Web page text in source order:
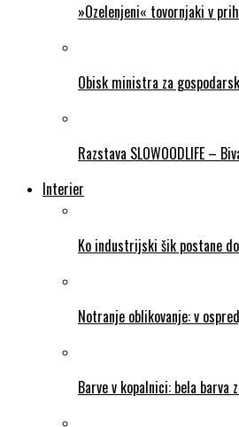
»Ozelenjeni« tovornjaki v
Obisk ministra za
Razstava SLOWOODLIFE –
Interier
Ko industrijski šik postane
Notranje oblikovanje: v
Barve v kopalnici: bela barva